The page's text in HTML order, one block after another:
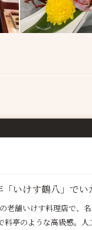
いけす鶴八」でい
老舗いけす料理店で、
亭のような高級感。